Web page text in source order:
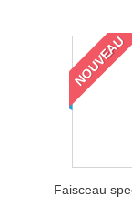
NOUVEAU
Faisceau